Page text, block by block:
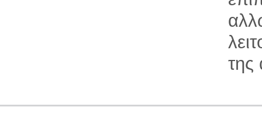
της